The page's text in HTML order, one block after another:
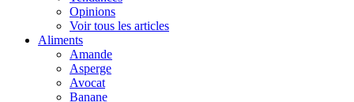
Opinions
Voir tous les articles
Aliments
Amande
Asperge
Avocat
Banane